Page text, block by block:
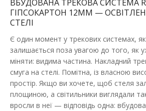
Наявність: В наявності
Магнітні трекові світильники — сучасне
організації стильного та
1 125.28 грн
ДО КОШИКА
ВБУДОВАНА ТРЕКОВА СИСТЕМА
ГІПСОКАРТОН 12ММ —
СТЕЛІ
Є один момент у трекових системах,
залишається поза увагою до того, як
міняти: видима частина. Накладний
смуга на стелі. Помітна, із власною
простір. Якщо ви хочете, щоб стеля
площиною, а світильники виглядали
вросли в неї — відповідь одна: